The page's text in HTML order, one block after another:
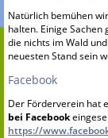
Natürlich bemühen
halten. Einige
die nichts im Wald
neuesten Stand sein
Facebook
Der Förderverein hat
bei Facebook
https://